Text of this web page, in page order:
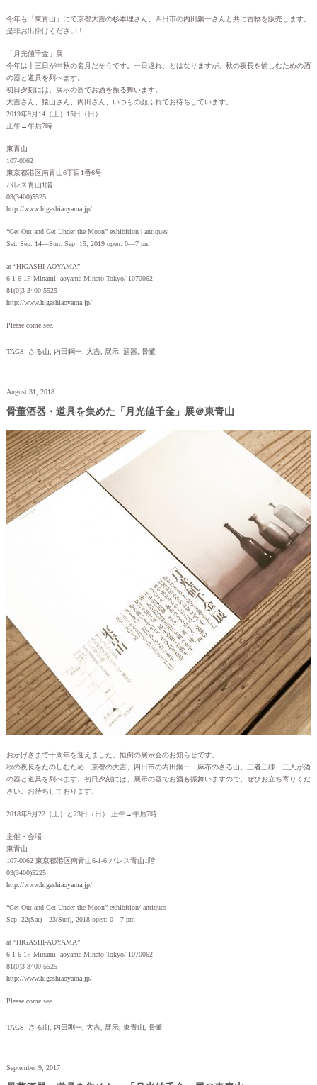
今年も「東青山」にて京都大吉の杉本理さん、四日市の内田鋼一さんと共に古物を販売します。
是非お出掛けください！
「月光値千金」展
今年は十三日が中秋の名月だそうです。一日遅れ、とはなりますが、秋の夜長を愉しむための酒
の器と道具を列べます。
初日夕刻には、展示の器でお酒を振る舞います。
大吉さん、猿山さん、内田さん、いつもの顔ぶれでお待ちしています。
2019年9月14（土）15日（日）
正午→午后7時
東青山
107-0062
東京都港区南青山6丁目1番6号
パレス青山1階
03(3400)5525
http://www.higashiaoyama.jp/
“Get Out and Get Under the Moon” exhibition | antiques
Sat. Sep. 14—Sun. Sep. 15, 2019 open: 0—7 pm
at “HIGASHI-AOYAMA”
6-1-6 1F Minami- aoyama Minato Tokyo/ 1070062
81(0)3-3400-5525
http://www.higashiaoyama.jp/
Please come see.
TAGS: さる山 内田鋼一 大吉 展示 酒器 骨董
August 31, 2018
骨董酒器・道具を集めた「月光値千金」展＠東青山
おかげさまで十周年を迎えました。恒例の展示会のお知らせです。
秋の夜長をたのしむため、京都の大吉、四日市の内田鋼一、麻布のさる山、三者三様、三人が酒
の器と道具を列べます。初日夕刻には、展示の器でお酒も振舞いますので、ぜひお立ち寄りくだ
さい。お待ちしております。
2018年9月22（土）と23日（日） 正午→午后7時
主催・会場
東青山
107-0062 東京都港区南青山6-1-6 パレス青山1階
03(3400)5225
http://www.higashiaoyama.jp/
“Get Out and Get Under the Moon” exhibition/ antiques
Sep. 22(Sat)—23(Sun), 2018 open: 0—7 pm
at “HIGASHI-AOYAMA”
6-1-6 1F Minami- aoyama Minato Tokyo/ 1070062
81(0)3-3400-5525
http://www.higashiaoyama.jp/
Please come see.
TAGS: さる山 内田剛一 大吉 展示 東青山 骨董
September 9, 2017